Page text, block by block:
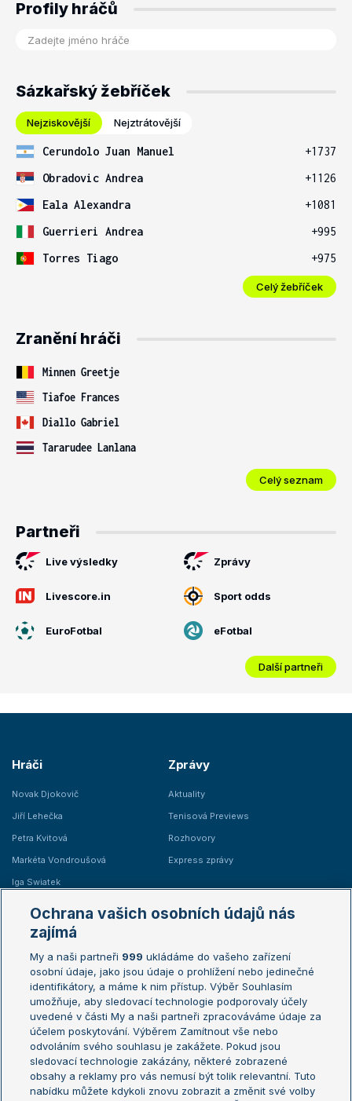
Profily hráčů
Sázkařský žebříček
Nejziskovější Nejztrátovější
Cerundolo Juan Manuel
+1737
Obradovic Andrea
+1126
Eala Alexandra
+1081
Guerrieri Andrea
+995
Torres Tiago
+975
Celý žebříček
Zranění hráči
Minnen Greetje
Tiafoe Frances
Diallo Gabriel
Tararudee Lanlana
Celý seznam
Partneři
Live výsledky Zprávy
Livescore.in Sport odds
EuroFotbal eFotbal
Další partneři
Hráči
Novak Djokovič
Jiří Lehečka
Petra Kvitová
Markéta Vondroušová
Iga Swiatek
Zprávy
Aktuality
Tenisová Previews
Rozhovory
Express zprávy
Žebříčky
Žebříček ATP (muži)
Žebříček WTA (ženy)
Sázkařský žebříček
Australian Open
French Open
Wimbledon
US Open
Turnaj mistrů
Turnaj mistryň
Aktualní trendy
Ochrana vašich osobních údajů nás
zajímá
My a naši partneři 999 ukládáme do vašeho zařízení
osobní údaje, jako jsou údaje o prohlížení nebo jedinečné
identifikátory, a máme k nim přístup. Výběr Souhlasím
umožňuje, aby sledovací technologie podporovaly účely
uvedené v části My a naši partneři zpracováváme údaje za
účelem poskytování. Výběrem Zamítnout vše nebo
odvoláním svého souhlasu je zakážete. Pokud jsou
sledovací technologie zakázány, některé zobrazené
obsahy a reklamy pro vás nemusí být tolik relevantní. Tuto
nabídku můžete kdykoli znovu zobrazit a změnit své volby